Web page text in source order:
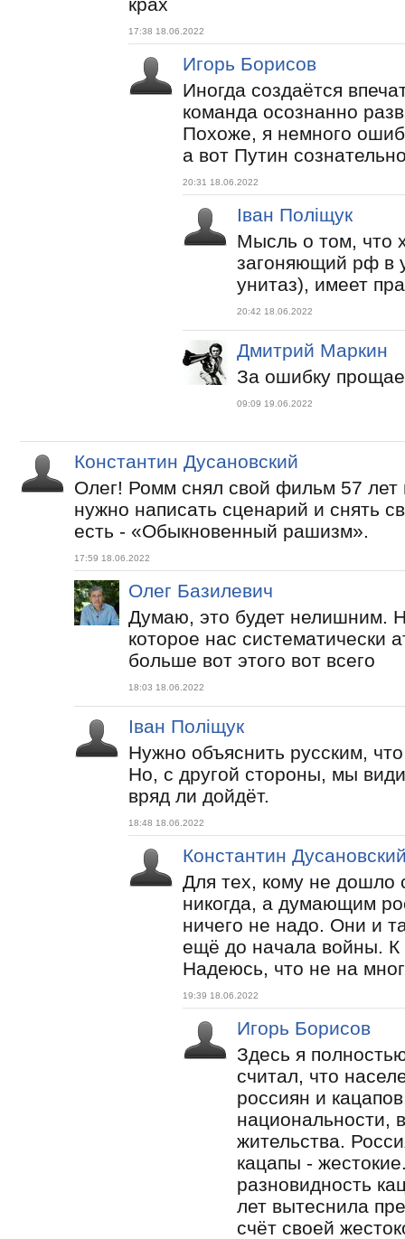
17:38 18.06.2022
Игорь Борисов
Иногда создаётся
команда осознанно
Похоже, я немного
а вот Путин
20:31 18.06.2022
Іван Поліщук
Мысль о том, что
загоняющий рф в
унитаз), имеет
20:42 18.06.2022
Дмитрий Маркин
За ошибку
09:09 19.06.2022
Константин Дусановский
Олег! Ромм снял свой фильм 57 лет
нужно написать сценарий и снять
есть - «Обыкновенный рашизм».
17:59 18.06.2022
Олег Базилевич
Думаю, это будет нелишним.
которое нас систематически
больше вот этого вот всего
18:03 18.06.2022
Іван Поліщук
Нужно объяснить русским,
Но, с другой стороны, мы
вряд ли дойдёт.
18:48 18.06.2022
Константин
Для тех, кому не дошло
никогда, а думающим
ничего не надо. Они и
ещё до начала войны.
Надеюсь, что не на
19:39 18.06.2022
Игорь Борисов
Здесь я
считал, что
россиян и
национальности,
жительства.
кацапы -
разновидность
лет вытеснила
счёт своей